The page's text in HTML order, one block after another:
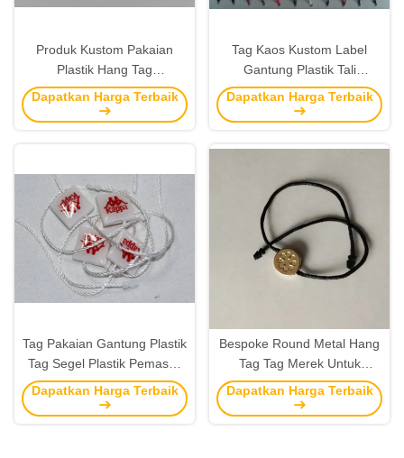
Produk Kustom Pakaian
Plastik Hang Tag
Pengencang Pakaian Hang
Tag Pemasok
Dapatkan Harga Terbaik
Tag Kaos Kustom Label
Gantung Plastik Tali
Pengencang Hang Tag
Plastik
Dapatkan Harga Terbaik
Tag Pakaian Gantung Plastik
Tag Segel Plastik Pemasok
Finishing Permukaan
Penutup Epoxy
Dapatkan Harga Terbaik
Bespoke Round Metal Hang
Tag Tag Merek Untuk
Pakaian Terukir Logo
Dapatkan Harga Terbaik